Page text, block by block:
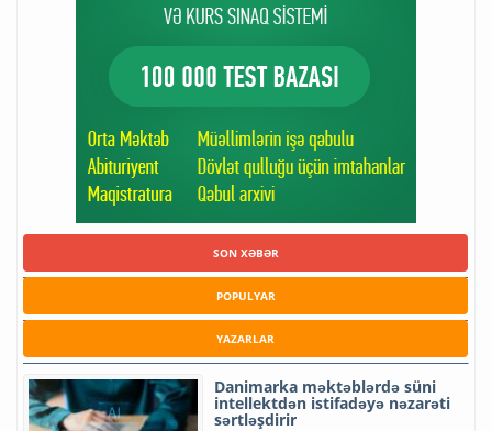
SON XƏBƏR
POPULYAR
YAZARLAR
Danimarka məktəblərdə süni
intellektdən istifadəyə nəzarəti
sərtləşdirir